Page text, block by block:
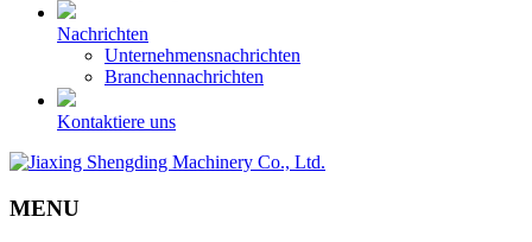
Nachrichten
Unternehmensnachrichten
Branchennachrichten
Kontaktiere uns
MENU